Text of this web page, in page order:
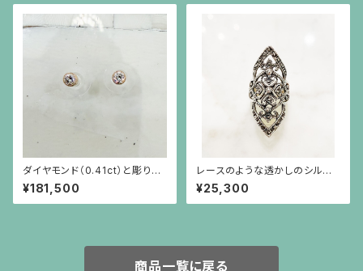
ダイヤモンド（0.41ct）と彫りを
施した18金枠のピアス
¥181,500
レースのような透かしのシルバ
ーリング
¥25,300
商品一覧に戻る